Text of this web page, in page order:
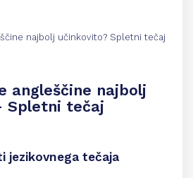
angleščine najbolj
Spletni tečaj
jezikovnega tečaja